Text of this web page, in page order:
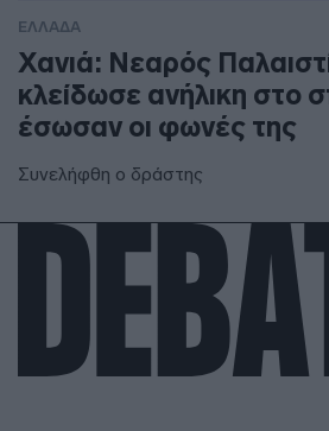
ΕΛΛΑΔΑ
Χανιά: Νεαρός
κλείδωσε ανήλικη στο
έσωσαν οι φωνές της
Συνελήφθη ο δράστης